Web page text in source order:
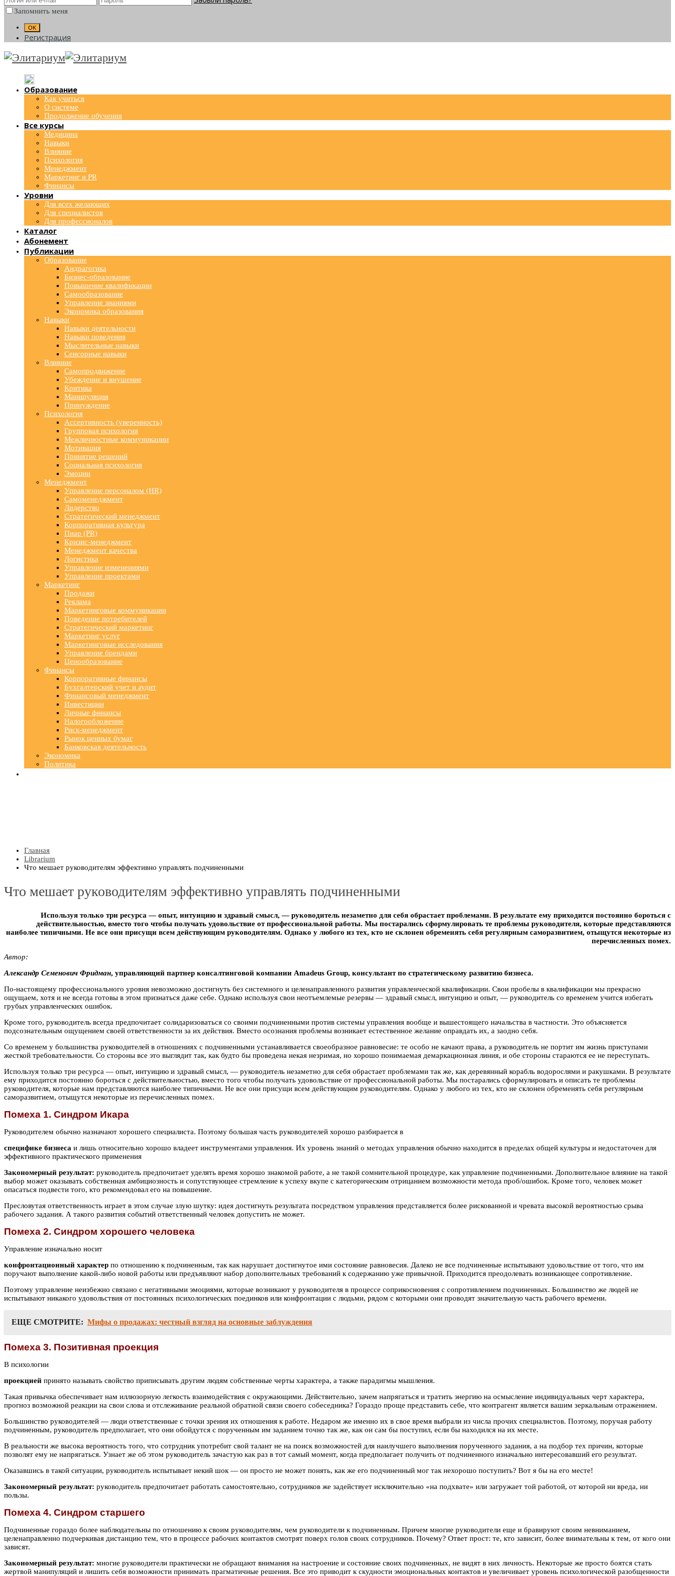
Запомнить меня
Регистрация
Образование
Как учиться
О системе
Продолжение обучения
Все курсы
Медицина
Навыки
Влияние
Психология
Менеджмент
Маркетинг и PR
Финансы
Уровни
Для всех желающих
Для специалистов
Для профессионалов
Каталог
Абонемент
Публикации
Образование
Андрагогика
Бизнес-образование
Повышение квалификации
Самообразование
Управление знаниями
Экономика образования
Навыки
Навыки деятельности
Навыки поведения
Мыслительные навыки
Сенсорные навыки
Влияние
Самопродвижение
Убеждение и внушение
Критика
Манипуляция
Принуждение
Психология
Ассертивность (уверенность)
Групповая психология
Межличностные коммуникации
Мотивация
Принятие решений
Социальная психология
Эмоции
Менеджмент
Управление персоналом (HR)
Самоменеджмент
Лидерство
Стратегический менеджмент
Корпоративная культура
Пиар (PR)
Кризис-менеджмент
Менеджмент качества
Логистика
Управление изменениями
Управление проектами
Маркетинг
Продажи
Реклама
Маркетинговые коммуникации
Поведение потребителей
Стратегический маркетинг
Маркетинг услуг
Маркетинговые исследования
Управление брендами
Ценообразование
Финансы
Корпоративные финансы
Бухгалтерский учет и аудит
Финансовый менеджмент
Инвестиции
Личные финансы
Налогообложение
Риск-менеджмент
Рынок ценных бумаг
Банковская деятельность
Экономика
Политика
Главная
Librarium
Что мешает руководителям эффективно управлять подчиненными
Что мешает руководителям эффективно управлять подчиненными
Используя только три ресурса — опыт, интуицию и здравый смысл, — руководитель незаметно для себя обрастает проблемами. В результате ему приходится постоянно бороться с
действительностью, вместо того чтобы получать удовольствие от профессиональной работы. Мы постарались сформулировать те проблемы руководителя, которые представляются
наиболее типичными. Не все они присущи всем действующим руководителям. Однако у любого из тех, кто не склонен обременять себя регулярным саморазвитием, отыщутся некоторые из
перечисленных помех.
Автор:
Александр Семенович Фpидмaн, управляющий партнер консалтинговой компании Аmаdеus Group, консультант по стратегическому развитию бизнеса.
По-настоящему профессионального уровня невозможно достигнуть без системного и целенаправленного развития управленческой квалификации. Свои пробелы в квалификации мы прекрасно
ощущаем, хотя и не всегда готовы в этом признаться даже себе. Однако используя свои неотъемлемые резервы — здравый смысл, интуицию и опыт, — руководитель со временем учится избегать
грубых управленческих ошибок.
Кроме того, руководитель всегда предпочитает солидаризоваться со своими подчиненными против системы управления вообще и вышестоящего начальства в частности. Это объясняется
подсознательным ощущением своей ответственности за их действия. Вместо осознания проблемы возникает естественное желание оправдать их, а заодно себя.
Со временем у большинства руководителей в отношениях с подчиненными устанавливается своеобразное равновесие: те особо не качают права, а руководитель не портит им жизнь приступами
жесткой требовательности. Со стороны все это выглядит так, как будто бы проведена некая незримая, но хорошо понимаемая демаркационная линия, и обе стороны стараются ее не переступать.
Используя только три ресурса — опыт, интуицию и здравый смысл, — руководитель незаметно для себя обрастает проблемами так же, как деревянный корабль водорослями и ракушками. В результате
ему приходится постоянно бороться с действительностью, вместо того чтобы получать удовольствие от профессиональной работы. Мы постарались сформулировать и описать те проблемы
руководителя, которые нам представляются наиболее типичными. Не все они присущи всем действующим руководителям. Однако у любого из тех, кто не склонен обременять себя регулярным
саморазвитием, отыщутся некоторые из перечисленных помех.
Помеха 1. Синдром Икара
Руководителем обычно назначают хорошего специалиста. Поэтому большая часть руководителей хорошо разбирается в
специфике бизнеса и лишь относительно хорошо владеет инструментами управления. Их уровень знаний о методах управления обычно находится в пределах общей культуры и недостаточен для
эффективного практического применения
Закономерный результат: руководитель предпочитает уделять время хорошо знакомой работе, а не такой сомнительной процедуре, как управление подчиненными. Дополнительное влияние на такой
выбор может оказывать собственная амбициозность и сопутствующее стремление к успеху вкупе с категорическим отрицанием возможности метода проб/ошибок. Кроме того, человек может
опасаться подвести того, кто рекомендовал его на повышение.
Пресловутая ответственность играет в этом случае злую шутку: идея достигнуть результата посредством управления представляется более рискованной и чревата высокой вероятностью срыва
рабочего задания. А такого развития событий ответственный человек допустить не может.
Помеха 2. Синдром хорошего человека
Управление изначально носит
конфронтационный характер по отношению к подчиненным, так как нарушает достигнутое ими состояние равновесия. Далеко не все подчиненные испытывают удовольствие от того, что им
поручают выполнение какой-либо новой работы или предъявляют набор дополнительных требований к содержанию уже привычной. Приходится преодолевать возникающее сопротивление.
Поэтому управление неизбежно связано с негативными эмоциями, которые возникают у руководителя в процессе соприкосновения с сопротивлением подчиненных. Большинство же людей не
испытывают никакого удовольствия от постоянных психологических поединков или конфронтации с людьми, рядом с которыми они проводят значительную часть рабочего времени.
ЕЩЕ СМОТРИТЕ: Мифы о продажах: честный взгляд на основные заблуждения
Помеха 3. Позитивная проекция
В психологии
проекцией принято называть свойство приписывать другим людям собственные черты характера, а также парадигмы мышления.
Такая привычка обеспечивает нам иллюзорную легкость взаимодействия с окружающими. Действительно, зачем напрягаться и тратить энергию на осмысление индивидуальных черт характера,
прогноз возможной реакции на свои слова и отслеживание реальной обратной связи своего собеседника? Гораздо проще представить себе, что контрагент является вашим зеркальным отражением.
Большинство руководителей — люди ответственные с точки зрения их отношения к работе. Недаром же именно их в свое время выбрали из числа прочих специалистов. Поэтому, поручая работу
подчиненным, руководитель предполагает, что они обойдутся с порученным им заданием точно так же, как он сам бы поступил, если бы находился на их месте.
В реальности же высока вероятность того, что сотрудник употребит свой талант не на поиск возможностей для наилучшего выполнения порученного задания, а на подбор тех причин, которые
позволят ему не напрягаться. Узнает же об этом руководитель зачастую как раз в тот самый момент, когда предполагает получить от подчиненного изначально интересовавший его результат.
Оказавшись в такой ситуации, руководитель испытывает некий шок — он просто не может понять, как же его подчиненный мог так нехорошо поступить? Вот я бы на его месте!
Закономерный результат: руководитель предпочитает работать самостоятельно, сотрудников же задействует исключительно «на подхвате» или загружает той работой, от которой ни вреда, ни
пользы.
Помеха 4. Синдром старшего
Подчиненные гораздо более наблюдательны по отношению к своим руководителям, чем руководители к подчиненным. Причем многие руководители еще и бравируют своим невниманием,
целенаправленно подчеркивая дистанцию тем, что в процессе рабочих контактов смотрят поверх голов своих сотрудников. Почему? Ответ прост: те, кто зависит, более внимательны к тем, от кого они
зависят.
Закономерный результат: многие руководители практически не обращают внимания на настроение и состояние своих подчиненных, не видят в них личность. Некоторые же просто боятся стать
жертвой манипуляций и лишить себя возможности принимать прагматичные решения. Все это приводит к скудности эмоциональных контактов и увеличивает уровень психологической разобщенности